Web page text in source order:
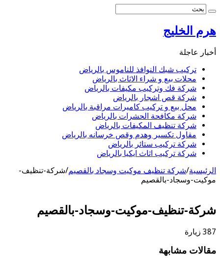
هرم الخليج
أخبار عاجلة
تركيب شبك النوافذ للناموس بالرياض
محلات بيع و شراء الاثاث بالرياض
شركة فك وتركيب مكيفات بالرياض
شركة قص اشجار بالرياض
محل بيع و تركيب كاميرات مراقبة بالرياض
شركة مكافحة الحشرات بالرياض
شركة تنظيف المكيفات بالرياض
مقاول تكسير وهدم وقص خرسانه بالرياض
شركة تركيب ستائر بالرياض
شركة تركيب اثاث ايكيا بالرياض
الرئيسية/شركة تنظيف موكيت وسجاد بالقصيم/شركة-تنظيف-
موكيت-وسجاد-بالقصيم
شركة-تنظيف-موكيت-وسجاد-بالقصيم
387 زيارة
مقالات مشابهة